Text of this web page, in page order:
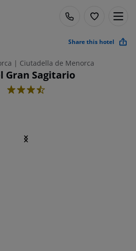
Share this hotel
| Ciutadella de Menorca
Gran Sagitario
3.5